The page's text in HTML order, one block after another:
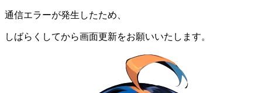
通信エラーが発生したため、
しばらくしてから画面更新をお願いいたします。